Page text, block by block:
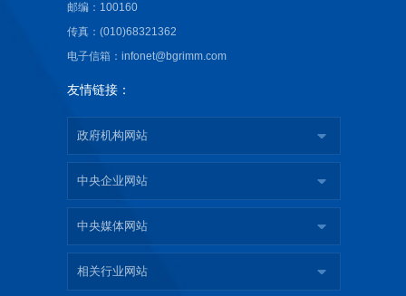
邮编：100160
传真：(010)68321362
电子信箱：infonet@bgrimm.com
友情链接：
政府机构网站
中央企业网站
中央媒体网站
相关行业网站